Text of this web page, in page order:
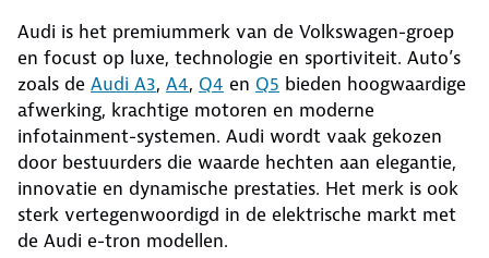
Audi is het premiummerk van de Volkswagen-groep
en focust op luxe, technologie en sportiviteit. Auto’s
zoals de Audi A3, A4, Q4 en Q5 bieden hoogwaardige
afwerking, krachtige motoren en moderne
infotainment-systemen. Audi wordt vaak gekozen
door bestuurders die waarde hechten aan elegantie,
innovatie en dynamische prestaties. Het merk is ook
sterk vertegenwoordigd in de elektrische markt met
de Audi e-tron modellen.